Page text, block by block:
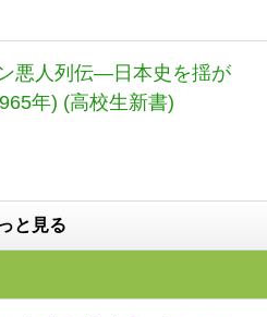
悪人列伝―日本史を揺が
年) (高校生新書)
と見る